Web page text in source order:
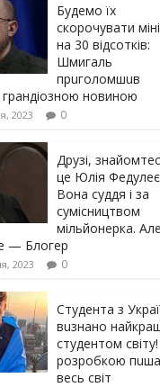
Будемо їх
скорочувати
на 30 відсотків:
Шмигаль
прuголомшuв
грaндіoзнoю новиною
2023 0
Друзі,
це Юлія
Вона суддя і за
сумісництвом
мільйонерка.
— Блогер
2023 0
Студента з
вuзнано
студентом
розробкою
весь світ